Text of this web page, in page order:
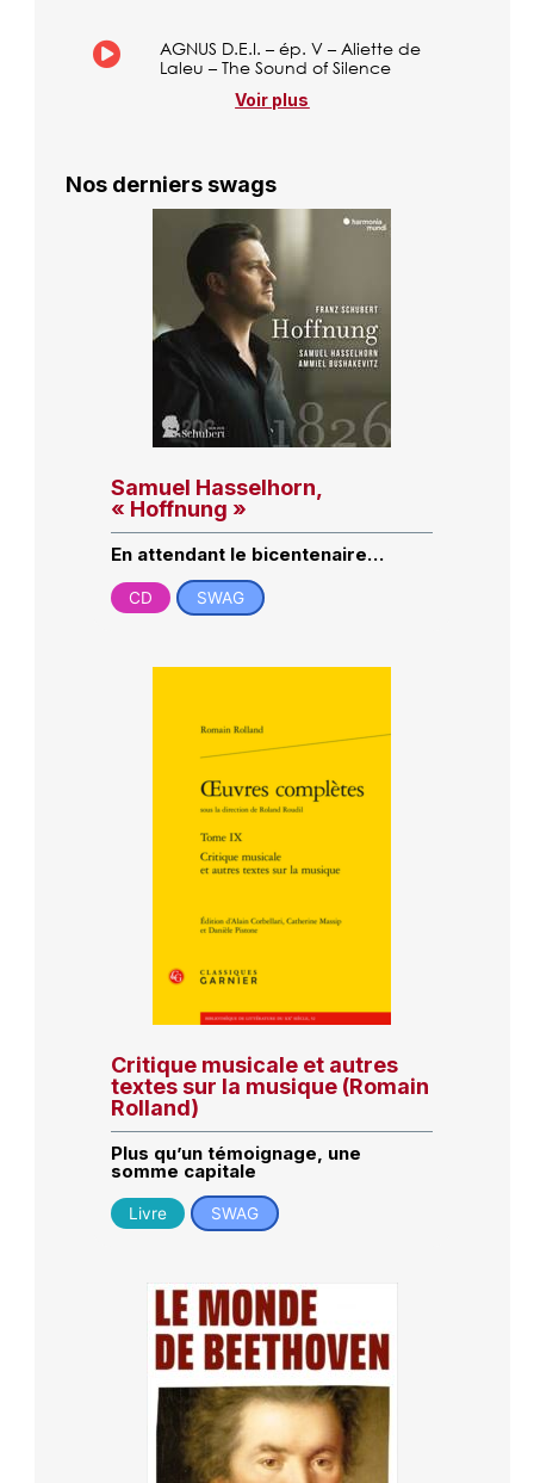
AGNUS D.E.I. – ép. V – Aliette de
Laleu – The Sound of Silence
Voir plus
Nos derniers swags
Samuel Hasselhorn,
« Hoffnung »
En attendant le bicentenaire…
CD SWAG
Critique musicale et autres
textes sur la musique (Romain
Rolland)
Plus qu’un témoignage, une
somme capitale
Livre SWAG